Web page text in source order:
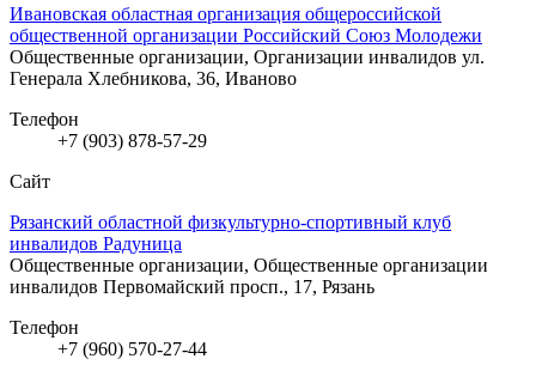
Ивановская областная организация общероссийской
общественной организации Российский Союз Молодежи
Общественные организации, Организации инвалидов ул.
Генерала Хлебникова, 36, Иваново
Телефон
+7 (903) 878-57-29
Сайт
Рязанский областной физкультурно-спортивный клуб
инвалидов Радуница
Общественные организации, Общественные организации
инвалидов Первомайский просп., 17, Рязань
Телефон
+7 (960) 570-27-44